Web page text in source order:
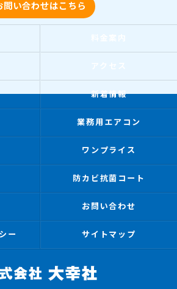
問い合わせはこちら
新着情報
業務用エアコン
ワンプライス
防カビ抗菌コート
お問い合わせ
ー サイトマップ